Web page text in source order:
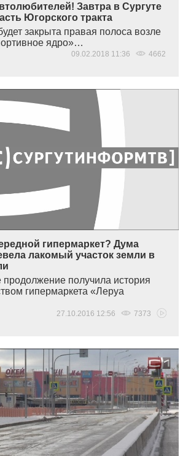
Завтра в Сургуте
Югорского тракта
закрыта правая полоса возле
ядро»…
09.02.2018 11:36 4662
гипермаркет? Дума
лакомый участок земли в
получила история
гипермаркета «Леруа
27.10.2016 12:56 7373